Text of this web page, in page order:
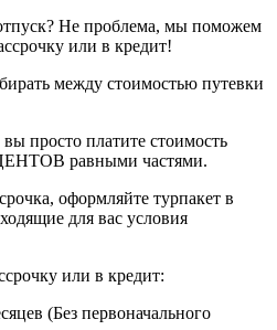
Не проблема, мы поможем
или в кредит!
между стоимостью путевки
просто платите стоимость
равными частями.
оформляйте турпакет в
для вас условия
или в кредит:
(Без первоначального